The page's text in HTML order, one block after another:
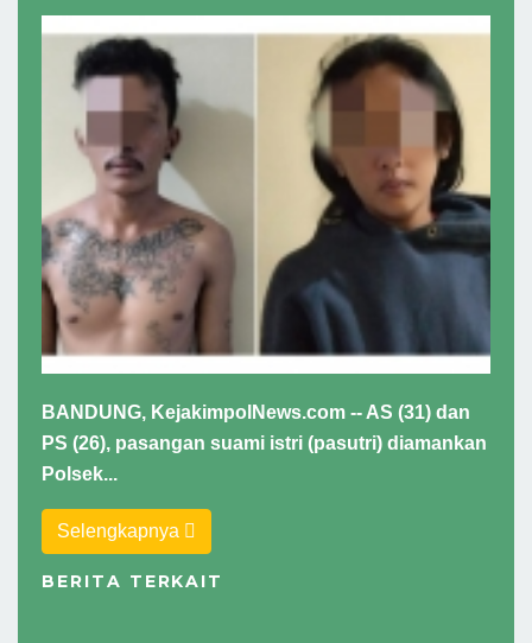
BANDUNG, KejakimpolNews.com -- AS (31) dan
PS (26), pasangan suami istri (pasutri) diamankan
Polsek...
Selengkapnya
BERITA TERKAIT